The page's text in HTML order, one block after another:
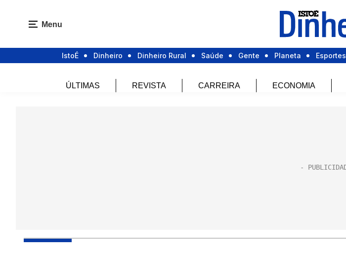
Menu
IstoÉ Dinheiro Dinheiro Rural Saúde Gente Planeta Esportes
ÚLTIMAS REVISTA CARREIRA ECONOMIA